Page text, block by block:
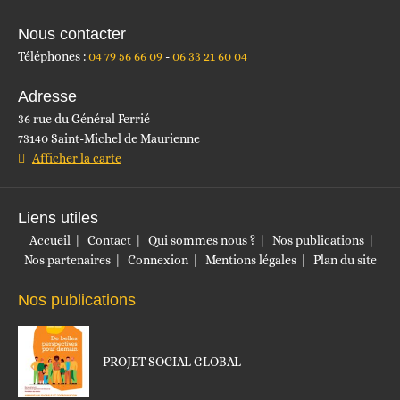
Nous contacter
Téléphones :04 79 56 66 09 06 33 21 60 04
Adresse
36 rue du Général Ferrié
73140 Saint-Michel de Maurienne
Afficher la carte
Liens utiles
Accueil Contact Qui sommes nous ?
Nos publications
Nos partenaires
Connexion Mentions légales Plan du site
Nos publications
PROJET SOCIAL GLOBAL